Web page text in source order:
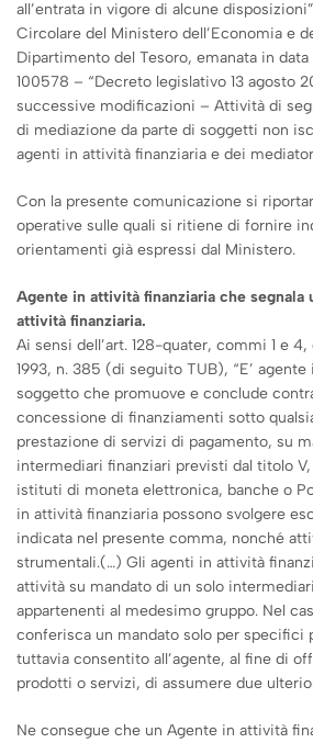
all’entrata in vigore di alcune
Circolare del Ministero dell’Economia e
Dipartimento del Tesoro, emanata in data
100578 – “Decreto legislativo 13 agosto
successive modificazioni – Attività di
di mediazione da parte di soggetti non
agenti in attività finanziaria e dei
Con la presente comunicazione si
operative sulle quali si ritiene di fornire
orientamenti già espressi dal Ministero.
Agente in attività finanziaria che segnala
attività finanziaria.
Ai sensi dell’art. 128-quater, commi 1 e 4,
1993, n. 385 (di seguito TUB), “E’
soggetto che promuove e conclude
concessione di finanziamenti sotto
prestazione di servizi di pagamento, su
intermediari finanziari previsti dal titolo
istituti di moneta elettronica, banche o
in attività finanziaria possono svolgere
indicata nel presente comma, nonché
strumentali.(…) Gli agenti in attività
attività su mandato di un solo
appartenenti al medesimo gruppo. Nel
conferisca un mandato solo per specifici
tuttavia consentito all’agente, al fine di
prodotti o servizi, di assumere due
Ne consegue che un Agente in attività